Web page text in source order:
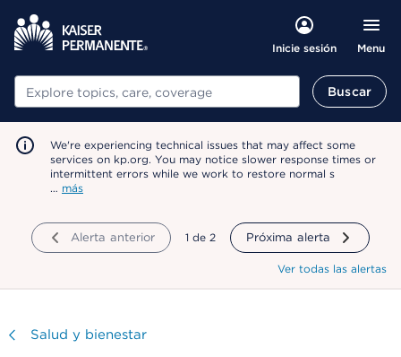
Inicie sesión Menu
Buscar Buscar
We're experiencing technical issues that may affect some
services on kp.org. You may notice slower response times or
intermittent errors while we work to restore normal s
… más
Alerta anterior mostrando
1 de 2 Próxima alerta
Ver todas las alertas
Visitar
Salud y bienestar